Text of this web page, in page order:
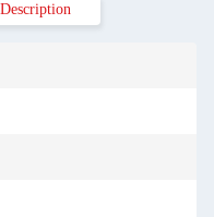
Description